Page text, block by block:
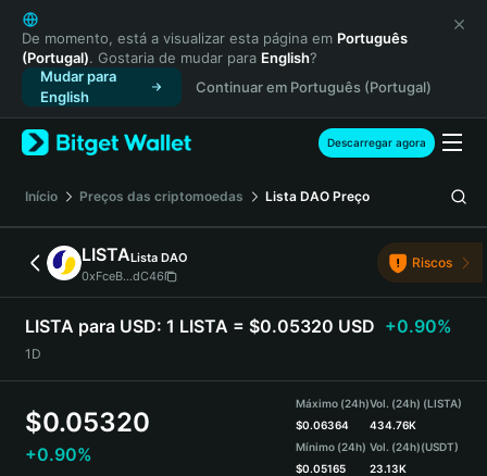
English
日本語
Tiếng Việt
Русский
Español (Latinoamérica)
Türkçe
Français
Deutsch
简体中文
繁體中文
Português (Portugal)
Bahasa Indonesia
ภาษาไทย
हिन्दी
Español
Português (Brasil)
De momento, está a visualizar esta página em Português
(Portugal). Gostaria de mudar para English?
Mudar para
English
Continuar em Português (Portugal)
Descarregar agora
Início Preços das criptomoedas Lista DAO Preço
LISTALista DAO
0xFceB...dC46
Riscos
LISTA para USD: 1 LISTA = $0.05320 USD +0.90%
1D
$0.05320
+0.90%
Máximo (24h)
$0.06364
Mínimo (24h)
$0.05165
Vol. (24h) (LISTA)
434.76K
Vol. (24h)(USDT)
23.13K